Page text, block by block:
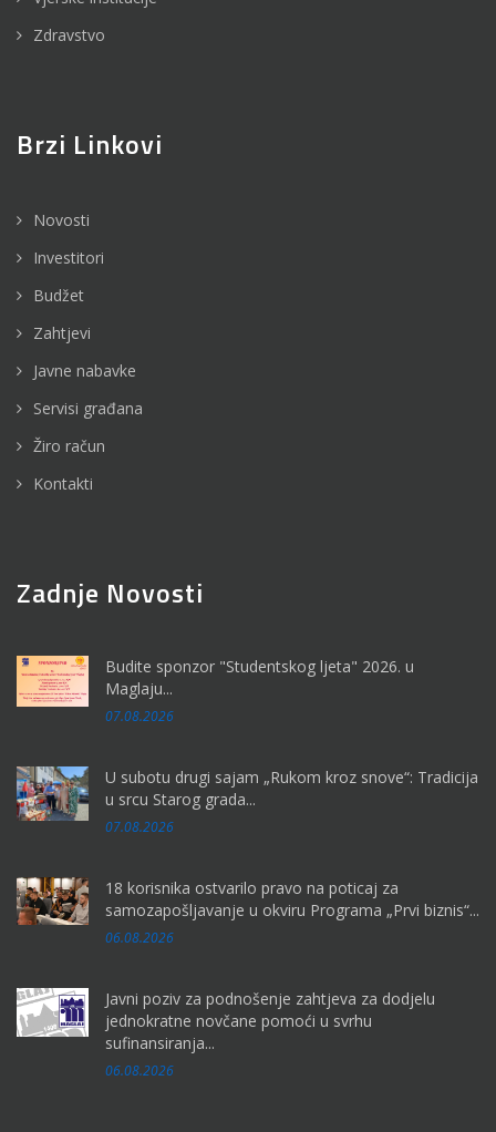
Zdravstvo
Brzi Linkovi
Novosti
Investitori
Budžet
Zahtjevi
Javne nabavke
Servisi građana
Žiro račun
Kontakti
Zadnje Novosti
Budite sponzor "Studentskog ljeta" 2026. u
Maglaju...
07.08.2026
U subotu drugi sajam „Rukom kroz snove“: Tradicija
u srcu Starog grada...
07.08.2026
18 korisnika ostvarilo pravo na poticaj za
samozapošljavanje u okviru Programa „Prvi biznis“...
06.08.2026
Javni poziv za podnošenje zahtjeva za dodjelu
jednokratne novčane pomoći u svrhu
sufinansiranja...
06.08.2026